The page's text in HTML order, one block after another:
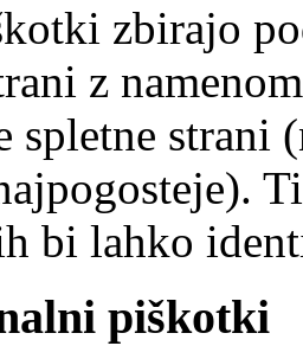
zbirajo
z
spletne strani
bi lahko
piškotki